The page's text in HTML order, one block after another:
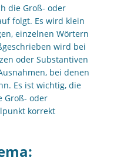
die Groß- oder
folgt. Es wird klein
einzelnen Wörtern
wird bei
oder Substantiven
bei denen
Es ist wichtig, die
Groß- oder
korrekt